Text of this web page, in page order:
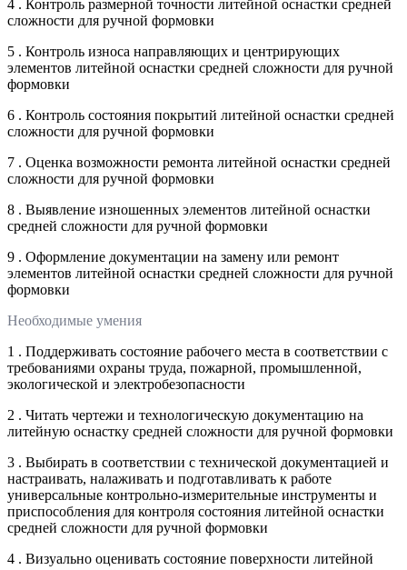
4 . Контроль размерной точности литейной оснастки средней
сложности для ручной формовки
5 . Контроль износа направляющих и центрирующих
элементов литейной оснастки средней сложности для ручной
формовки
6 . Контроль состояния покрытий литейной оснастки средней
сложности для ручной формовки
7 . Оценка возможности ремонта литейной оснастки средней
сложности для ручной формовки
8 . Выявление изношенных элементов литейной оснастки
средней сложности для ручной формовки
9 . Оформление документации на замену или ремонт
элементов литейной оснастки средней сложности для ручной
формовки
Необходимые умения
1 . Поддерживать состояние рабочего места в соответствии с
требованиями охраны труда, пожарной, промышленной,
экологической и электробезопасности
2 . Читать чертежи и технологическую документацию на
литейную оснастку средней сложности для ручной формовки
3 . Выбирать в соответствии с технической документацией и
настраивать, налаживать и подготавливать к работе
универсальные контрольно-измерительные инструменты и
приспособления для контроля состояния литейной оснастки
средней сложности для ручной формовки
4 . Визуально оценивать состояние поверхности литейной